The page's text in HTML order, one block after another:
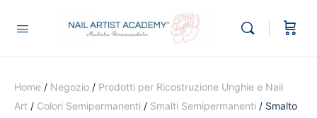
Home / Negozio / Prodotti per Ricostruzione Unghie e Nail
Art / Colori Semipermanenti / Smalti Semipermanenti / Smalto